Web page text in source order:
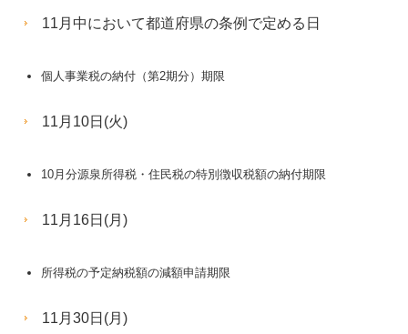
11月中において都道府県の条例で定める日
個人事業税の納付（第2期分）期限
11月10日(火)
10月分源泉所得税・住民税の特別徴収税額の納付期限
11月16日(月)
所得税の予定納税額の減額申請期限
11月30日(月)